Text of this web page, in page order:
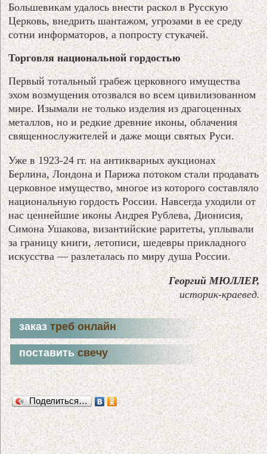
Большевикам удалось внести раскол в Русскую
Церковь, внедрить шантажом, угрозами в ее среду
сотни информаторов, а попросту стукачей.
Торговля национальной гордостью
Первый тотальный грабеж церковного имущества
эхом возмущения отозвался во всем цивилизованном
мире. Изымали не только изделия из драгоценных
металлов, но и редкие древние иконы, облачения
священнослужителей и даже мощи святых Руси.
Уже в 1923-24 гг. на антикварных аукционах
Берлина, Лондона и Парижа потоком стали продавать
церковное имущество, многое из которого составляло
национальную гордость России. Навсегда уходили от
нас ценнейшие иконы Андрея Рублева, Дионисия,
Симона Ушакова, византийские раритеты, уплывали
за границу книги, летописи, шедевры прикладного
искусства — разлеталась по миру душа России.
Георгий МЮЛЛЕР,
историк-краевед.
заказтреб онлайн
поставитьсвечу
Поделиться…